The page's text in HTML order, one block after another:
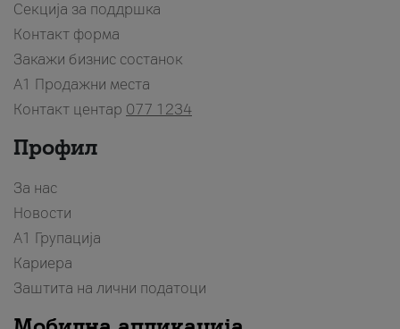
Секција за поддршка
Контакт форма
Закажи бизнис состанок
A1 Продажни места
Контакт центар 077 1234
Профил
За нас
Новости
А1 Групација
Кариера
Заштита на лични податоци